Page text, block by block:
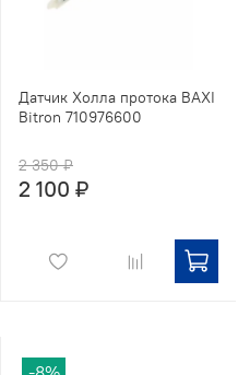
Датчик Холла протока BAXI
Bitron 710976600
2 350 ₽
2 100 ₽